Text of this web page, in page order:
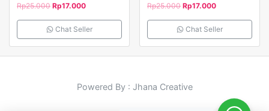
Rp25.000 Rp17.000
Chat Seller
Rp25.000 Rp17.000
Chat Seller
Powered By : Jhana Creative